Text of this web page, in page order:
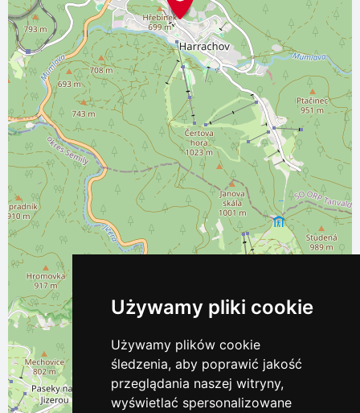
Używamy pliki cookie
Używamy plików cookie
śledzenia, aby poprawić jakość
przeglądania naszej witryny,
wyświetlać spersonalizowane